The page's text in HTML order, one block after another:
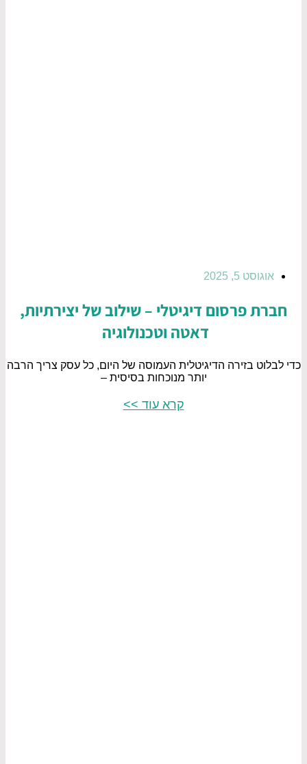
אוגוסט 5, 2025
חברת פרסום דיגיטלי – שילוב של יצירתיות,
דאטה וטכנולוגיה
כדי לבלוט בזירה הדיגיטלית העמוסה של היום, כל עסק צריך הרבה
יותר מנוכחות בסיסית –
קרא עוד >>